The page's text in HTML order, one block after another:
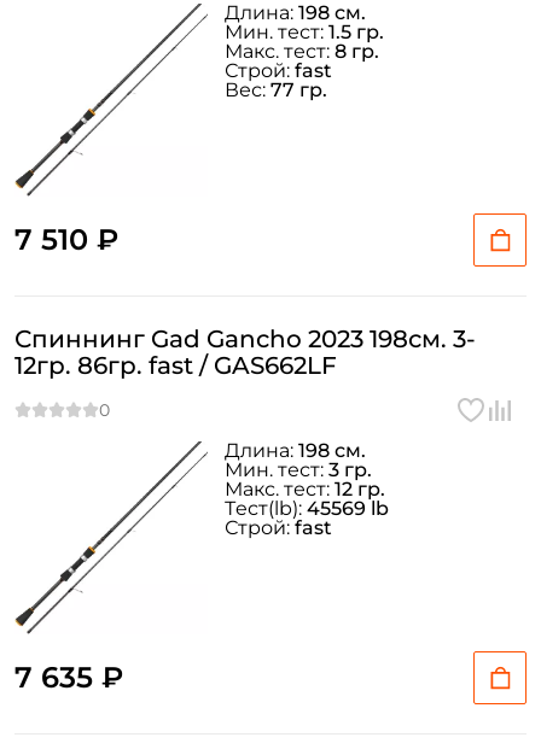
7 510 ₽
Длина: 198 см.
Мин. тест: 1.5 гр.
Макс. тест: 8 гр.
Строй: fast
Вес: 77 гр.
Спиннинг Gad Gancho 2023 198см. 3-
12гр. 86гр. fast / GAS662LF
7 635 ₽
Длина: 198 см.
Мин. тест: 3 гр.
Макс. тест: 12 гр.
Тeст(lb): 45569 lb
Строй: fast